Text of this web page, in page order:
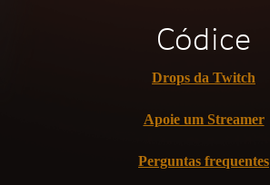
Códice
Drops da Twitch
Apoie um Streamer
Perguntas frequentes